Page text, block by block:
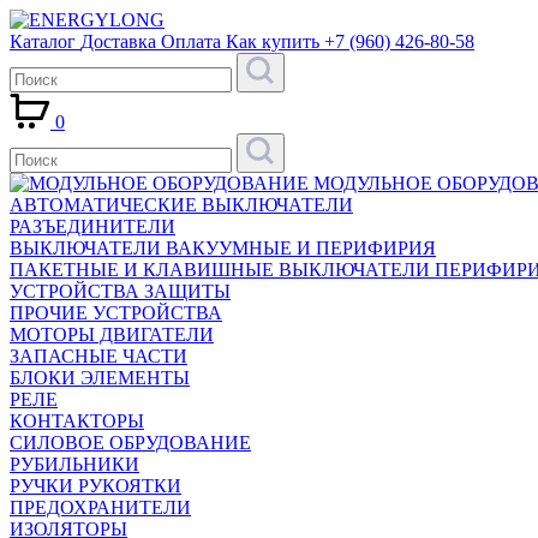
Каталог Доставка Оплата Как купить +7 (960) 426-80-58
0
МОДУЛЬНОЕ
АВТОМАТИЧЕСКИЕ ВЫКЛЮЧАТЕЛИ
РАЗЪЕДИНИТЕЛИ
ВЫКЛЮЧАТЕЛИ ВАКУУМНЫЕ И ПЕРИФИРИЯ
ПАКЕТНЫЕ И КЛАВИШНЫЕ ВЫКЛЮЧАТЕЛИ
УСТРОЙСТВА ЗАЩИТЫ
ПРОЧИЕ УСТРОЙСТВА
МОТОРЫ ДВИГАТЕЛИ
ЗАПАСНЫЕ ЧАСТИ
БЛОКИ ЭЛЕМЕНТЫ
РЕЛЕ
КОНТАКТОРЫ
СИЛОВОЕ ОБРУДОВАНИЕ
РУБИЛЬНИКИ
РУЧКИ РУКОЯТКИ
ПРЕДОХРАНИТЕЛИ
ИЗОЛЯТОРЫ